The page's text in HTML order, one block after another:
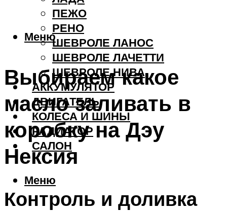
ПЕЖО
РЕНО
ШЕВРОЛЕ ЛАНОС
ШЕВРОЛЕ ЛАЧЕТТИ
ШЕВРОЛЕ НИВА
АККУМУЛЯТОР
ДВИГАТЕЛЬ
КОЛЕСА И ШИНЫ
РАДИАТОР
САЛОН
Меню
Меню
Выбираем какое
масло заливать в
коробку на Дэу
Нексия
Контроль и доливка